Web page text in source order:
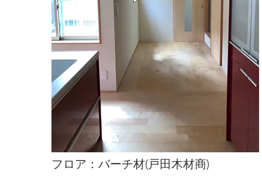
​フロア：バーチ材(戸田木材商)